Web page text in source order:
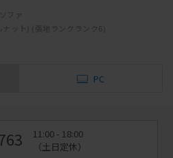
ファ
ット) (張地ランクランク6)
PC
11:00 - 18:00
（土日定休）